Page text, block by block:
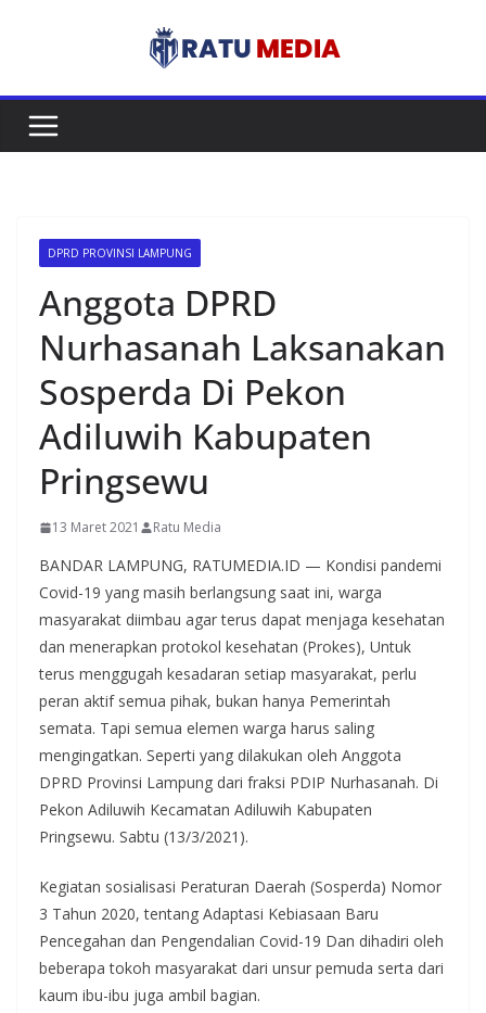
DPRD PROVINSI LAMPUNG
Anggota DPRD
Nurhasanah Laksanakan
Sosperda Di Pekon
Adiluwih Kabupaten
Pringsewu
13 Maret 2021 Ratu Media
BANDAR LAMPUNG, RATUMEDIA.ID — Kondisi pandemi
Covid-19 yang masih berlangsung saat ini, warga
masyarakat diimbau agar terus dapat menjaga kesehatan
dan menerapkan protokol kesehatan (Prokes), Untuk
terus menggugah kesadaran setiap masyarakat, perlu
peran aktif semua pihak, bukan hanya Pemerintah
semata. Tapi semua elemen warga harus saling
mengingatkan. Seperti yang dilakukan oleh Anggota
DPRD Provinsi Lampung dari fraksi PDIP Nurhasanah. Di
Pekon Adiluwih Kecamatan Adiluwih Kabupaten
Pringsewu. Sabtu (13/3/2021).
Kegiatan sosialisasi Peraturan Daerah (Sosperda) Nomor
3 Tahun 2020, tentang Adaptasi Kebiasaan Baru
Pencegahan dan Pengendalian Covid-19 Dan dihadiri oleh
beberapa tokoh masyarakat dari unsur pemuda serta dari
kaum ibu-ibu juga ambil bagian.